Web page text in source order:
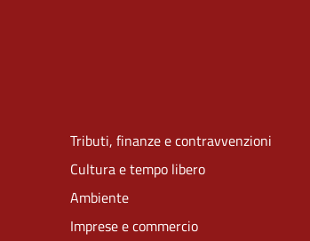
Tributi, finanze e contravvenzioni
Cultura e tempo libero
Ambiente
Imprese e commercio